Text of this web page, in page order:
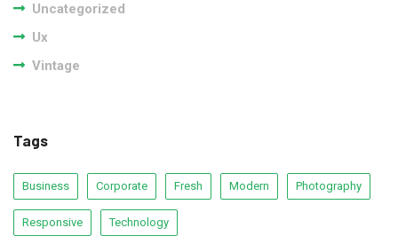
Uncategorized
Ux
Vintage
Tags
Business Corporate Fresh Modern Photography
Responsive Technology